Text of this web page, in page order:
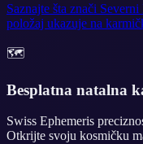
Saznajte šta znači
položaj ukazuje na
🗺️
Besplatna natalna
Swiss Ephemeris
Otkrijte svoju kosmičku